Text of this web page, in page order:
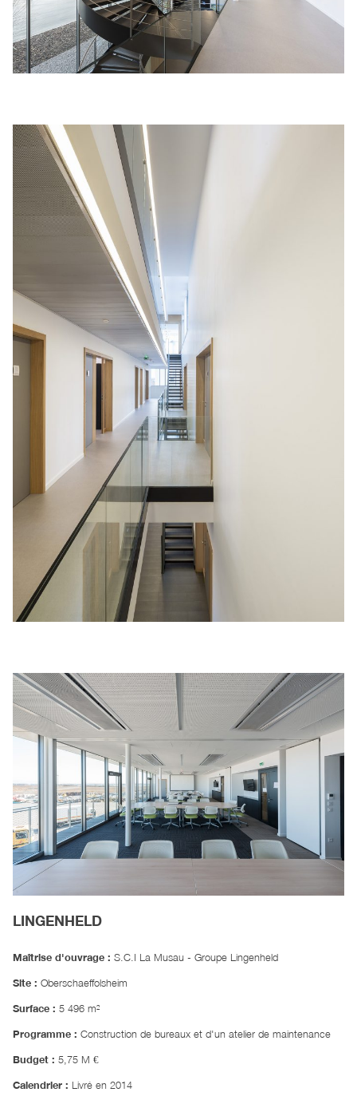
LINGENHELD
Maîtrise d'ouvrage : S.C.I La Musau - Groupe Lingenheld
Site : Oberschaeffolsheim
Surface : 5 496 m²
Programme : Construction de bureaux et d'un atelier de maintenance
Budget : 5,75 M €
Calendrier : Livré en 2014